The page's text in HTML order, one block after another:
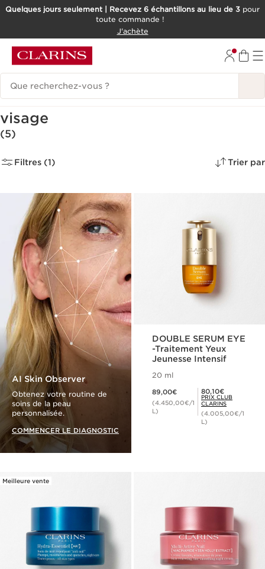
ALLER AU CONTENU
Quelques jours seulement | Recevez 6 échantillons au lieu de 3 pour
toute commande !
J'achète
Historique des recherches
Crèmes de Nuit & Soin de Nuit
visage
(5)
Filtres (1) Trier par
AI Skin Observer
Obtenez votre routine de
soins de la peau
personnalisée.
COMMENCER LE DIAGNOSTIC
DOUBLE SERUM EYE
-Traitement Yeux
Jeunesse Intensif
20 ml
89,00€
(4.450,00€/1
L)
Prix Club Clarins 80,10€
80,10€
PRIX CLUB
CLARINS
(4.005,00€/1
L)
Meilleure vente